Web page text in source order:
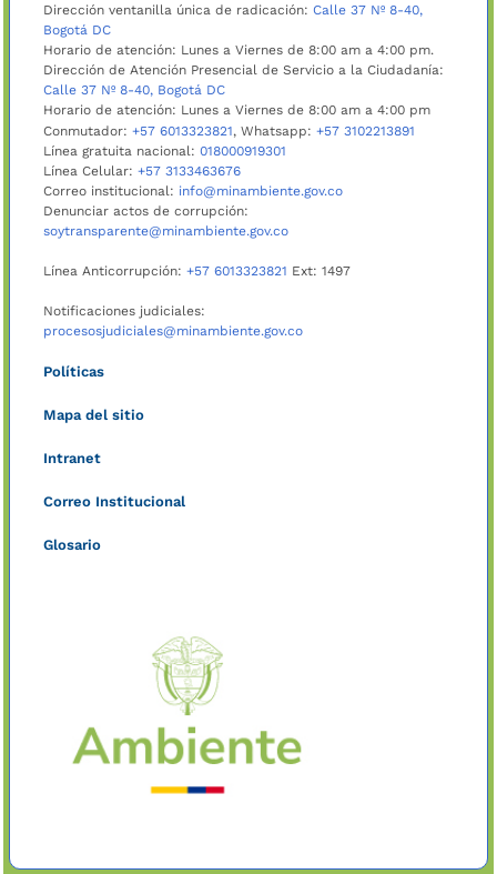
Dirección ventanilla única de radicación: Calle 37 Nº 8-40,
Bogotá DC
Horario de atención: Lunes a Viernes de 8:00 am a 4:00 pm.
Dirección de Atención Presencial de Servicio a la Ciudadanía:
Calle 37 Nº 8-40, Bogotá DC
Horario de atención: Lunes a Viernes de 8:00 am a 4:00 pm
Conmutador: +57 6013323821, Whatsapp: +57 3102213891
Línea gratuita nacional: 018000919301
Línea Celular: +57 3133463676
Correo institucional: info@minambiente.gov.co
Denunciar actos de corrupción:
soytransparente@minambiente.gov.co
Línea Anticorrupción: +57 6013323821 Ext: 1497
Notificaciones judiciales:
procesosjudiciales@minambiente.gov.co
Políticas
Mapa del sitio
Intranet
Correo Institucional
Glosario